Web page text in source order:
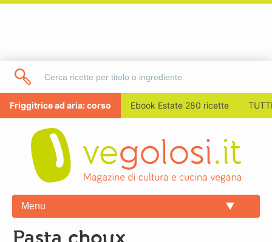
Friggitrice ad aria: corso Ebook Estate 280 ricette
Menu